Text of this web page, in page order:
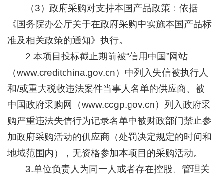
（3）政府采购对支持本国产品政策：依据
《国务院办公厅关于在政府采购中实施本国产品标
准及相关政策的通知》执行。
2.本项目投标截止期前被“信用中国”网站
（www.creditchina.gov.cn）中列入失信被执行人
和/或重大税收违法案件当事人名单的供应商、被
中国政府采购网（www.ccgp.gov.cn）列入政府采
购严重违法失信行为记录名单中被财政部门禁止参
加政府采购活动的供应商（处罚决定规定的时间和
地域范围内），无资格参加本项目的采购活动。
3.单位负责人为同一人或者存在控股、管理关